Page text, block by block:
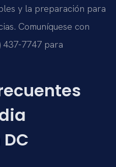
y la preparación para
Comuníquese con
437-7747 para